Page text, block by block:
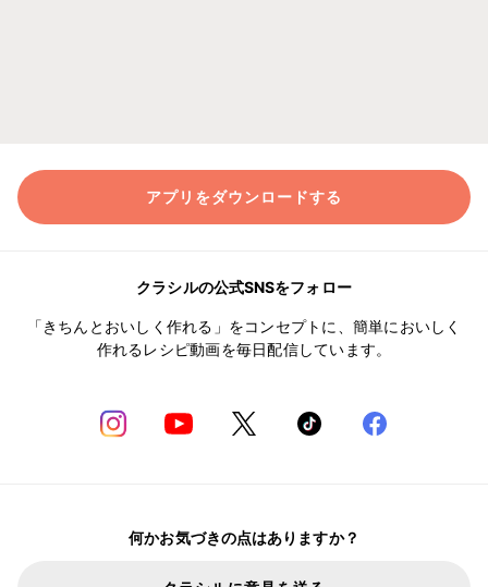
アプリをダウンロードする
クラシルの公式SNSをフォロー
「きちんとおいしく作れる」をコンセプトに、簡単においしく
作れるレシピ動画を毎日配信しています。
何かお気づきの点はありますか？